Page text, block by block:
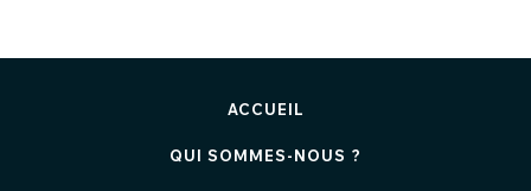
ACCUEIL
QUI SOMMES-NOUS ?